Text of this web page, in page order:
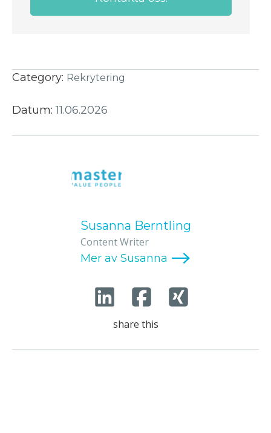
Category: Rekrytering
Datum: 11.06.2026
Susanna Berntling
Content Writer
share this